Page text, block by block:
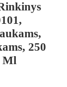
250
Ml